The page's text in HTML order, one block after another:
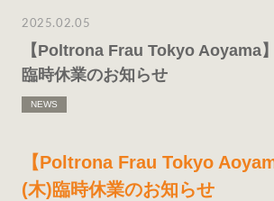
2025.02.05
【Poltrona Frau Tokyo Aoyama
臨時休業のお知らせ
NEWS
【Poltrona Frau Tokyo
(木)臨時休業のお知らせ